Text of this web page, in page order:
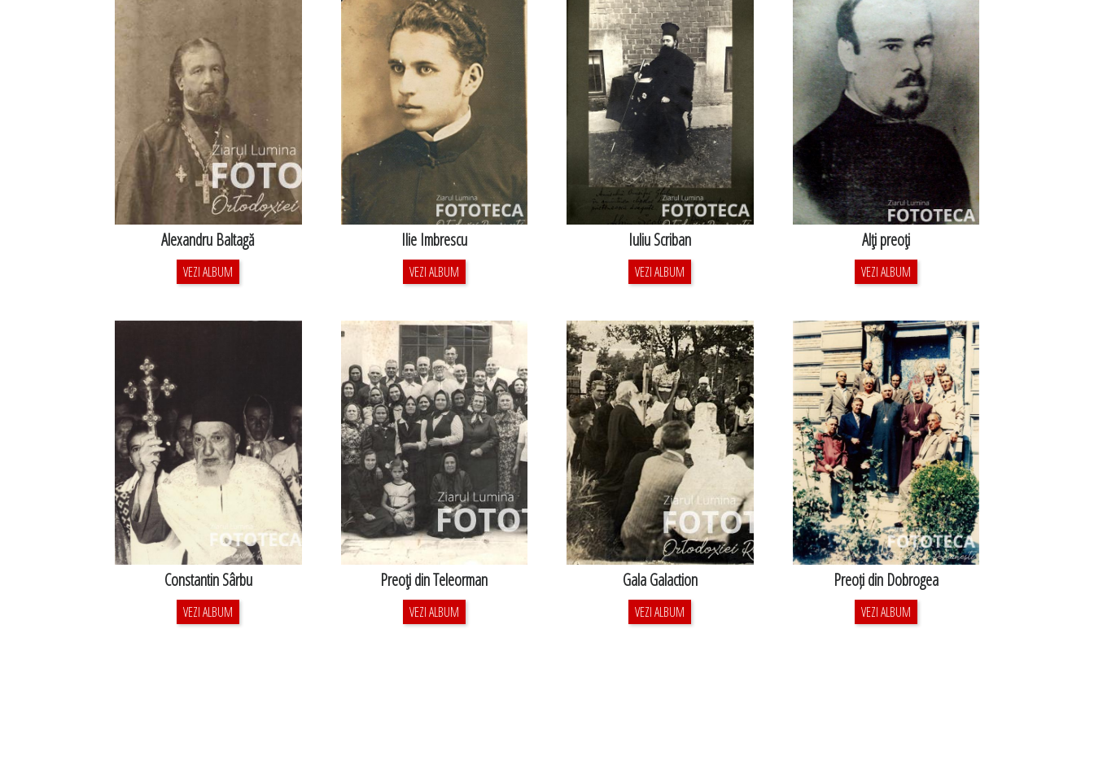
Alexandru Baltagă
VEZI ALBUM
Ilie Imbrescu
VEZI ALBUM
Iuliu Scriban
VEZI ALBUM
Alţi preoţi
VEZI ALBUM
Constantin Sârbu
VEZI ALBUM
Preoţi din Teleorman
VEZI ALBUM
Gala Galaction
VEZI ALBUM
Preoți din Dobrogea
VEZI ALBUM